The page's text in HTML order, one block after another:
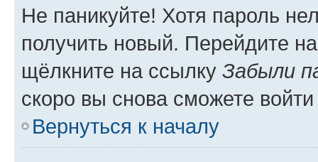
Не паникуйте! Хотя пароль
получить новый. Перейдите
щёлкните на ссылку Забыли
скоро вы снова сможете
Вернуться к началу